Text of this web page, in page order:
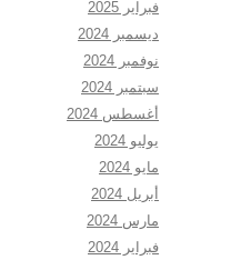
فبراير 2025
ديسمبر 2024
نوفمبر 2024
سبتمبر 2024
أغسطس 2024
يوليو 2024
مايو 2024
أبريل 2024
مارس 2024
فبراير 2024